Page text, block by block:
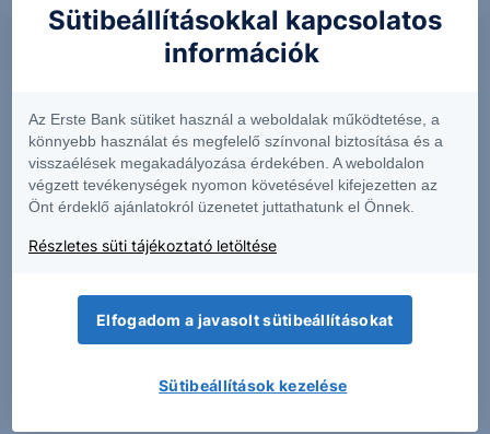
Sütibeállításokkal kapcsolatos
információk
Az Erste Bank sütiket használ a weboldalak működtetése, a
könnyebb használat és megfelelő színvonal biztosítása és a
visszaélések megakadályozása érdekében. A weboldalon
végzett tevékenységek nyomon követésével kifejezetten az
Önt érdeklő ajánlatokról üzenetet juttathatunk el Önnek.
Részletes süti tájékoztató letöltése
Elfogadom a javasolt sütibeállításokat
Sütibeállítások kezelése